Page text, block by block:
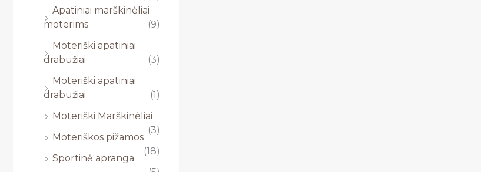
Apatiniai marškinėliai
moterims
(9)
Moteriški apatiniai
drabužiai
(3)
Moteriški apatiniai
drabužiai
(1)
Moteriški Marškinėliai
(3)
Moteriškos pižamos
(18)
Sportinė apranga